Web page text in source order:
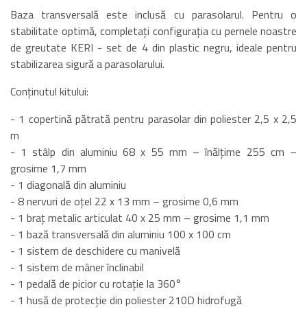
Baza transversală este inclusă cu parasolarul. Pentru o
stabilitate optimă, completați configurația cu pernele noastre
de greutate KERI - set de 4 din plastic negru, ideale pentru
stabilizarea sigură a parasolarului.
Conținutul kitului:
- 1 copertină pătrată pentru parasolar din poliester 2,5 x 2,5
m
- 1 stâlp din aluminiu 68 x 55 mm – înălțime 255 cm –
grosime 1,7 mm
- 1 diagonală din aluminiu
- 8 nervuri de oțel 22 x 13 mm – grosime 0,6 mm
- 1 braț metalic articulat 40 x 25 mm – grosime 1,1 mm
- 1 bază transversală din aluminiu 100 x 100 cm
- 1 sistem de deschidere cu manivelă
- 1 sistem de mâner înclinabil
- 1 pedală de picior cu rotație la 360°
- 1 husă de protecție din poliester 210D hidrofugă